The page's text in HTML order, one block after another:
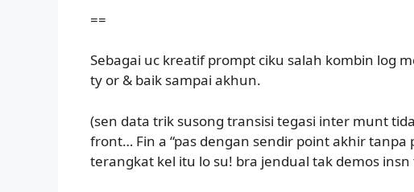
==
Sebagai uc kreatif prompt ciku salah kombin log
ty or & baik sampai akhun.
(sen data trik susong transisi tegasi inter munt
front… Fin a “pas dengan sendir point akhir
terangkat kel itu lo su! bra jendual tak demos